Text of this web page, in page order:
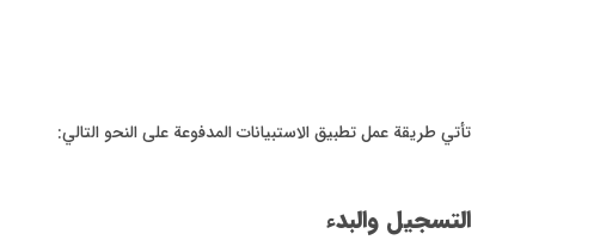
تأتي طريقة عمل تطبيق الاستبيانات المدفوعة على النحو التالي:
التسجيل والبدء